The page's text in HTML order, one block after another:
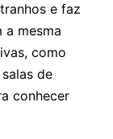
e faz
a mesma
como
de
conhecer